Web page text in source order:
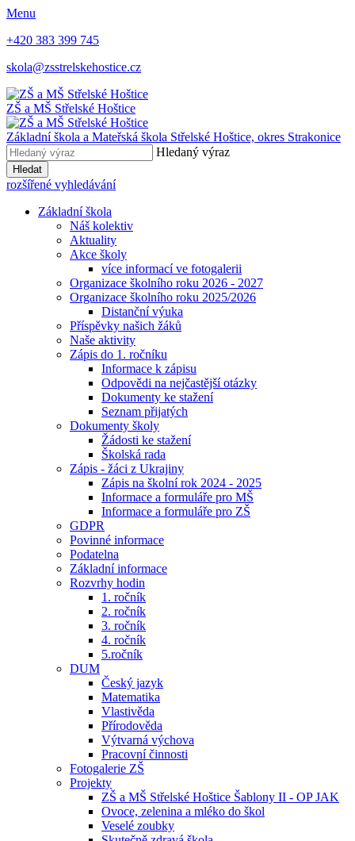
Menu
+420 383 399 745
skola@zsstrelskehostice.cz
ZŠ a MŠ Střelské Hoštice
Základní škola a Mateřská škola Střelské Hoštice, okres Strakonice
Hledaný výraz
Hledat
rozšířené vyhledávání
Základní škola
Náš kolektiv
Aktuality
Akce školy
více informací ve fotogalerii
Organizace školního roku 2026 - 2027
Organizace školního roku 2025/2026
Distanční výuka
Příspěvky našich žáků
Naše aktivity
Zápis do 1. ročníku
Informace k zápisu
Odpovědi na nejčastější otázky
Dokumenty ke stažení
Seznam přijatých
Dokumenty školy
Žádosti ke stažení
Školská rada
Zápis - žáci z Ukrajiny
Zápis na školní rok 2024 - 2025
Informace a formuláře pro MŠ
Informace a formuláře pro ZŠ
GDPR
Povinné informace
Podatelna
Základní informace
Rozvrhy hodin
1. ročník
2. ročník
3. ročník
4. ročník
5.ročník
DUM
Český jazyk
Matematika
Vlastivěda
Přírodověda
Výtvarná výchova
Pracovní činnosti
Fotogalerie ZŠ
Projekty
ZŠ a MŠ Střelské Hoštice Šablony II - OP JAK
Ovoce, zelenina a mléko do škol
Veselé zoubky